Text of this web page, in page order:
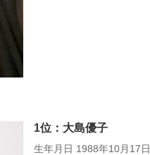
1位：大島優子
生年月日 1988年10月17日